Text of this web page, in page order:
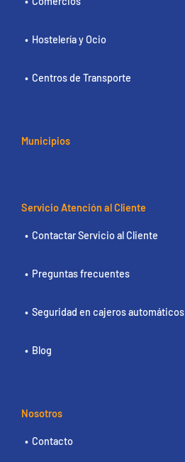
Hostelería y Ocio
Centros de Transporte
Municipios
Servicio Atención al Cliente
Contactar Servicio al Cliente
Preguntas frecuentes
Seguridad en cajeros automáticos
Blog
Nosotros
Contacto